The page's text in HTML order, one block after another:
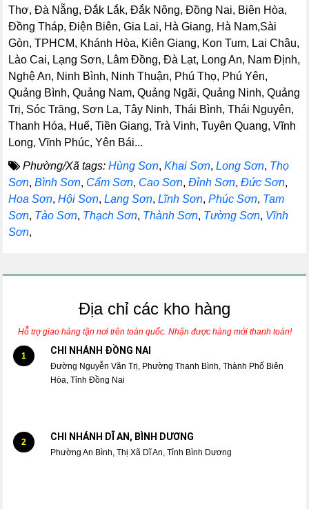
Thơ, Đà Nẵng, Đắk Lắk, Đắk Nông, Đồng Nai, Biên Hòa,
Đồng Tháp, Điện Biên, Gia Lai, Hà Giang, Hà Nam,Sài
Gòn, TPHCM, Khánh Hòa, Kiên Giang, Kon Tum, Lai Châu,
Lào Cai, Lạng Sơn, Lâm Đồng, Đà Lạt, Long An, Nam Định,
Nghệ An, Ninh Bình, Ninh Thuận, Phú Thọ, Phú Yên,
Quảng Bình, Quảng Nam, Quảng Ngãi, Quảng Ninh, Quảng
Trị, Sóc Trăng, Sơn La, Tây Ninh, Thái Bình, Thái Nguyên,
Thanh Hóa, Huế, Tiền Giang, Trà Vinh, Tuyên Quang, Vĩnh
Long, Vĩnh Phúc, Yên Bái...
Phường/Xã tags: Hùng Sơn,Khai Sơn,Long Sơn, Thọ
Sơn,Bình Sơn, Cẩm Sơn, Cao Sơn,Đỉnh Sơn,Đức Sơn,
Hoa Sơn,Hội Sơn,Lạng Sơn,Lĩnh Sơn,Phúc Sơn, Tam
Sơn, Tào Sơn, Thạch Sơn, Thành Sơn, Tường Sơn, Vĩnh
Sơn,
Địa chỉ các kho hàng
Hỗ trợ giao hàng tận nơi trên toàn quốc. Nhận được hàng mới thanh toán!
1 CHI NHÁNH ĐỒNG NAI
Đường Nguyễn Văn Trị, Phường Thanh Bình, Thành Phố Biên
Hòa, Tỉnh Đồng Nai
2 CHI NHÁNH DĨ AN, BÌNH DƯƠNG
Phường An Bình, Thị Xã Dĩ An, Tỉnh Bình Dương